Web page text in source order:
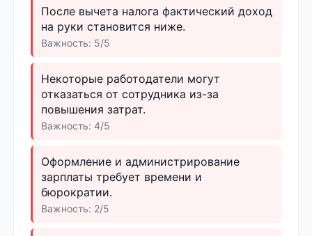
После вычета налога фактический доход
на руки становится ниже.
Важность: 5/5
Некоторые работодатели могут
отказаться от сотрудника из-за
повышения затрат.
Важность: 4/5
Оформление и администрирование
зарплаты требует времени и
бюрократии.
Важность: 2/5